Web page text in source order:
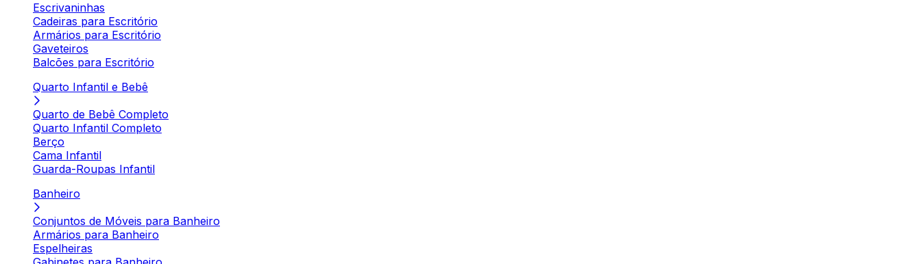
Escrivaninhas
Cadeiras para Escritório
Armários para Escritório
Gaveteiros
Balcões para Escritório
Quarto Infantil e Bebê
Quarto de Bebê Completo
Quarto Infantil Completo
Berço
Cama Infantil
Guarda-Roupas Infantil
Banheiro
Conjuntos de Móveis para Banheiro
Armários para Banheiro
Espelheiras